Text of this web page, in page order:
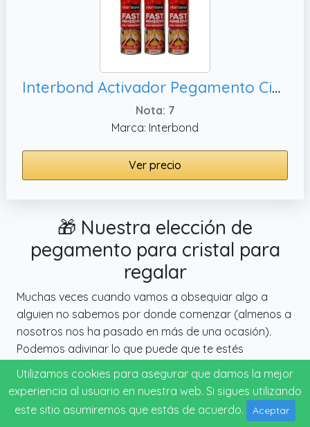
Interbond Activador Pegamento Cianoacrilato - Acelerador de pegamento para Super Glue - Activador Spray Toma Rápida - Adecuado para MDF Metal Plástico Cristal Cuero - 3 x 200 ml
Nota: 7
Marca: Interbond
Ver precio
🎁 Nuestra elección de
pegamento para cristal para
regalar
Muchas veces cuando vamos a obsequiar algo a
alguien no sabemos por donde comenzar (almenos a
nosotros nos ha pasado en más de una ocasión).
Podemos adivinar lo que puede que te estés
preguntando: Se acerca el cumpleaños, y tengo poco
tiempo para pensar en un regalo, ¿cual es el mejor de
estos pegamentos para cristal para regalar?
¿Escogeré lo mejor para regalar?
Utilizamos cookies para asegurar que damos la mejor
experiencia al usuario en nuestra web. Si sigues utilizando
este sitio asumiremos que estás de acuerdo.
Aceptar